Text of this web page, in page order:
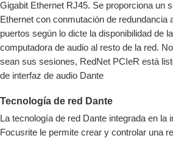
Gigabit Ethernet RJ45. Se proporciona un
Ethernet con conmutación de redundancia
puertos según lo dicte la disponibilidad de
computadora de audio al resto de la red.
sean sus sesiones, RedNet PCIeR está
de interfaz de audio Dante
Tecnología de red Dante
La tecnología de red Dante integrada en la
Focusrite le permite crear y controlar una